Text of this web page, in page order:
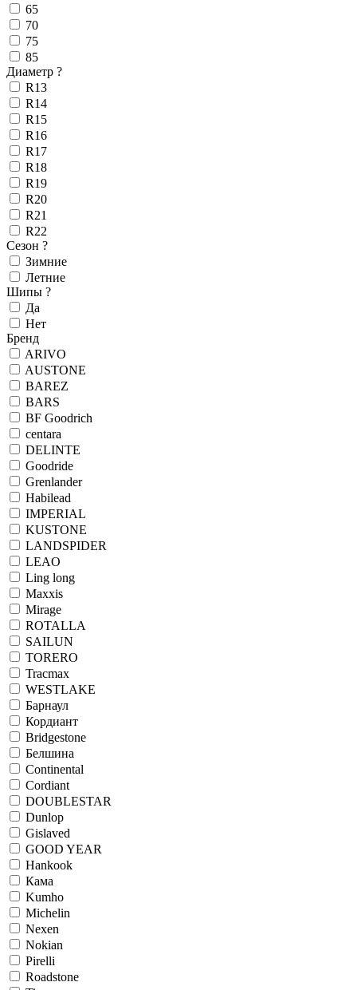
65
70
75
85
Диаметр ?
R13
R14
R15
R16
R17
R18
R19
R20
R21
R22
Сезон ?
Зимние
Летние
Шипы ?
Да
Нет
Бренд
ARIVO
AUSTONE
BAREZ
BARS
BF Goodrich
centara
DELINTE
Goodride
Grenlander
Habilead
IMPERIAL
KUSTONE
LANDSPIDER
LEAO
Ling long
Maxxis
Mirage
ROTALLA
SAILUN
TORERO
Tracmax
WESTLAKE
Барнаул
Кордиант
Bridgestone
Белшина
Continental
Cordiant
DOUBLESTAR
Dunlop
Gislaved
GOOD YEAR
Hankook
Кама
Kumho
Michelin
Nexen
Nokian
Pirelli
Roadstone